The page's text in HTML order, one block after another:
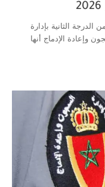
من الدرجة الثانية بإدارة
السجون وإعادة الإدماج أنها